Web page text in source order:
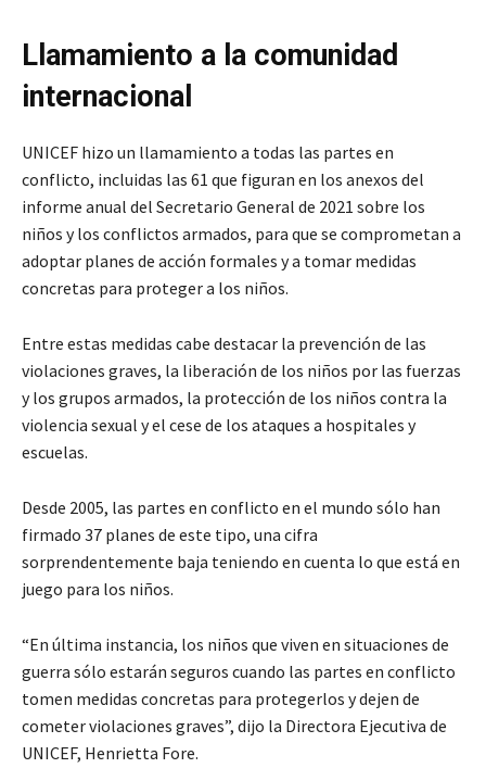
Llamamiento a la comunidad
internacional
UNICEF hizo un llamamiento a todas las partes en
conflicto, incluidas las 61 que figuran en los anexos del
informe anual del Secretario General de 2021 sobre los
niños y los conflictos armados, para que se comprometan a
adoptar planes de acción formales y a tomar medidas
concretas para proteger a los niños.
Entre estas medidas cabe destacar la prevención de las
violaciones graves, la liberación de los niños por las fuerzas
y los grupos armados, la protección de los niños contra la
violencia sexual y el cese de los ataques a hospitales y
escuelas.
Desde 2005, las partes en conflicto en el mundo sólo han
firmado 37 planes de este tipo, una cifra
sorprendentemente baja teniendo en cuenta lo que está en
juego para los niños.
“En última instancia, los niños que viven en situaciones de
guerra sólo estarán seguros cuando las partes en conflicto
tomen medidas concretas para protegerlos y dejen de
cometer violaciones graves”, dijo la Directora Ejecutiva de
UNICEF, Henrietta Fore.